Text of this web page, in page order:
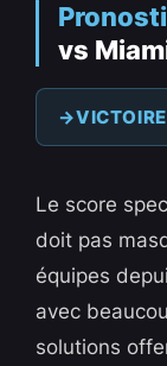
vs
Le score
doit pas
équipes
avec
solutions